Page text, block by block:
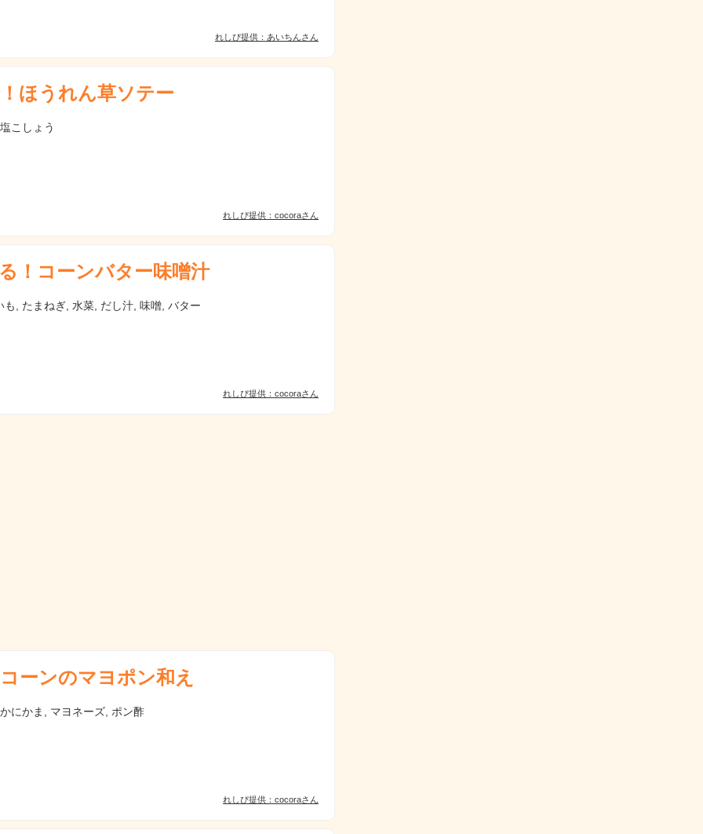
れしぴ提供：あいちんさん
ほうれん草ソテー
こしょう
れしぴ提供：cocoraさん
！コーンバター味噌汁
も, たまねぎ, 水菜, だし汁, 味噌, バター
れしぴ提供：cocoraさん
ーンのマヨポン和え
にかま, マヨネーズ, ポン酢
れしぴ提供：cocoraさん